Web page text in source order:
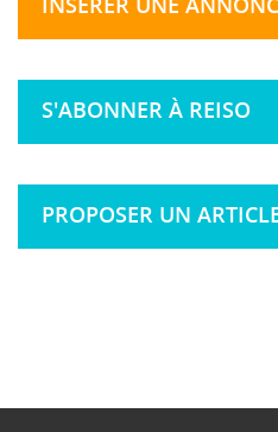
S'ABONNER À REISO
PROPOSER UN